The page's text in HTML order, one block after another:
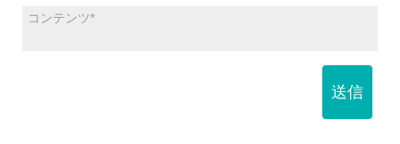
送信